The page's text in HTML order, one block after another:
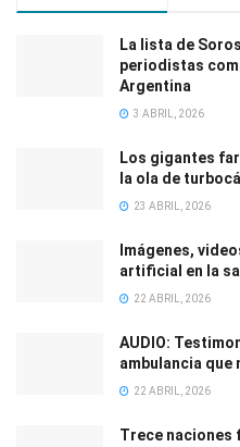
La lista de
periodistas
Argentina
3 ABRIL, 2026
Los gigantes
la ola de
23 ABRIL, 2026
Imágenes,
artificial en la
22 ABRIL, 2026
AUDIO:
ambulancia que
22 ABRIL, 2026
Trece naciones